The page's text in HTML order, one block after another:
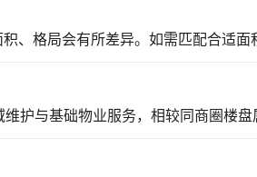
、格局会有所差异。如需匹配合适面
护与基础物业服务，相较同商圈楼